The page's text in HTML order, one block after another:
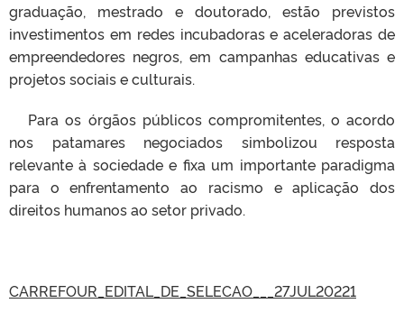
graduação, mestrado e doutorado, estão previstos
investimentos em redes incubadoras e aceleradoras de
empreendedores negros, em campanhas educativas e
projetos sociais e culturais.
Para os órgãos públicos compromitentes, o acordo
nos patamares negociados simbolizou resposta
relevante à sociedade e fixa um importante paradigma
para o enfrentamento ao racismo e aplicação dos
direitos humanos ao setor privado.
CARREFOUR_EDITAL_DE_SELECAO___27JUL20221